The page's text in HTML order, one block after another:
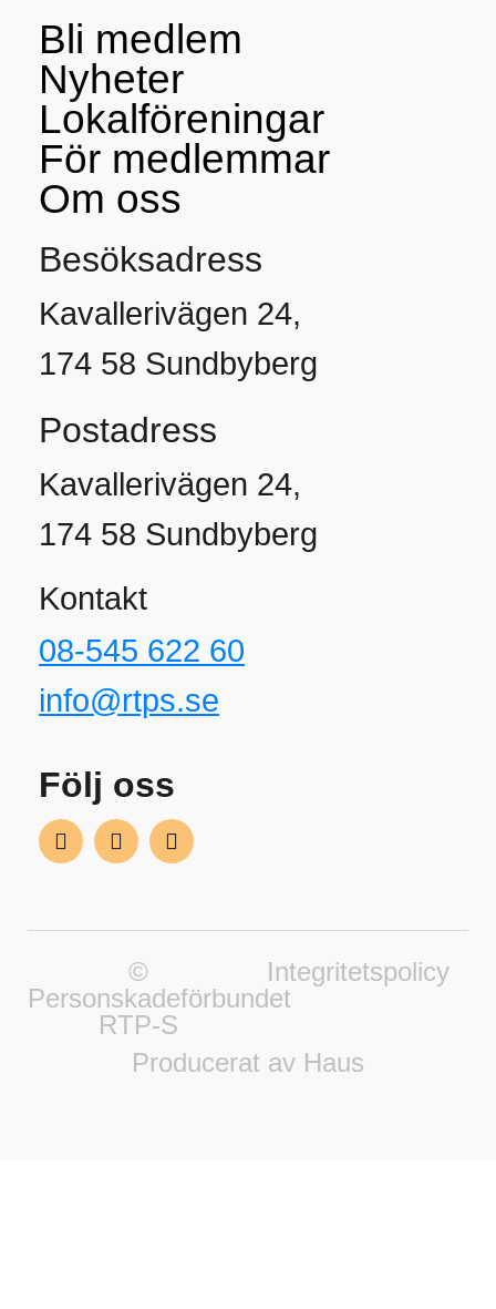
Bli medlem
Nyheter
Lokalföreningar
För medlemmar
Om oss
Besöksadress
Kavallerivägen 24,
174 58 Sundbyberg
Postadress
Kavallerivägen 24,
174 58 Sundbyberg
Kontakt
08-545 622 60
info@rtps.se
Följ oss
©
Personskadeförbundet
RTP-S
Integritetspolicy
Producerat av Haus